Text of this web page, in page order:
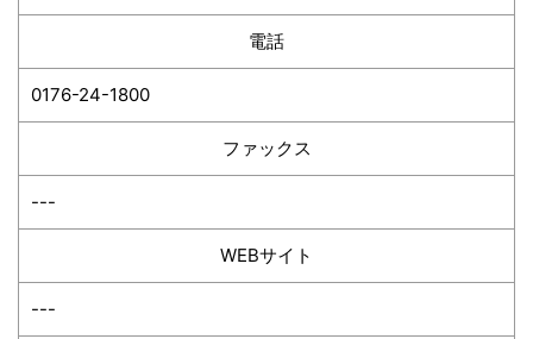
電話
0176-24-1800
ファックス
---
WEBサイト
---